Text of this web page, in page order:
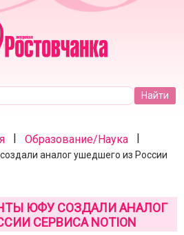
| Образование/Наука |
аналог ушедшего из России
ЮФУ СОЗДАЛИ АНАЛОГ
СЕРВИСА NOTION